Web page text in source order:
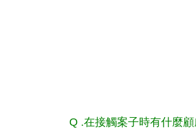
Q .在接觸案子時有什麼顧